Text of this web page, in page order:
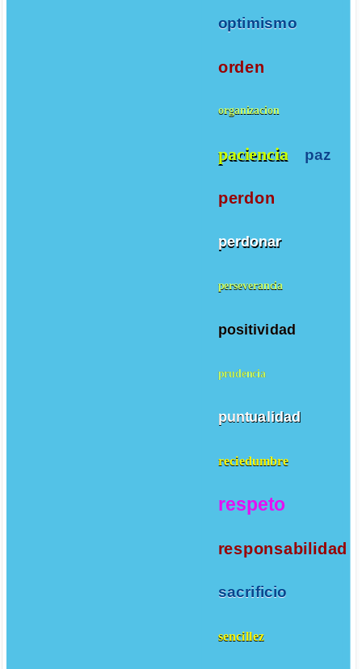
optimismo
orden
organizacion
paciencia paz
perdon
perdonar
perseverancia
positividad
prudencia
puntualidad
reciedumbre
respeto
responsabilidad
sacrificio
sencillez